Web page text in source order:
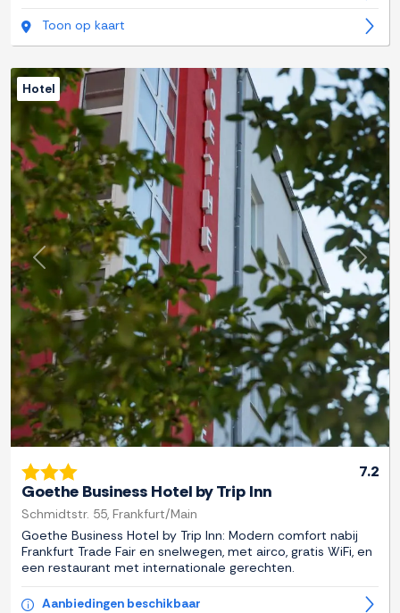
Toon op kaart
Previous Next
Hotel
7.2
Goethe Business Hotel by Trip Inn
Schmidtstr. 55, Frankfurt/Main
Goethe Business Hotel by Trip Inn: Modern comfort nabij
Frankfurt Trade Fair en snelwegen, met airco, gratis WiFi, en
een restaurant met internationale gerechten.
Aanbiedingen beschikbaar